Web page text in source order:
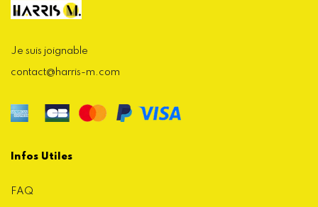
Je suis joignable
contact@harris-m.com
Infos Utiles
FAQ